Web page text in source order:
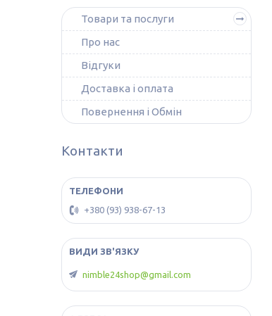
Товари та послуги
Про нас
Відгуки
Доставка і оплата
Повернення і Обмін
Контакти
+380 (93) 938-67-13
nimble24shop@gmail.com